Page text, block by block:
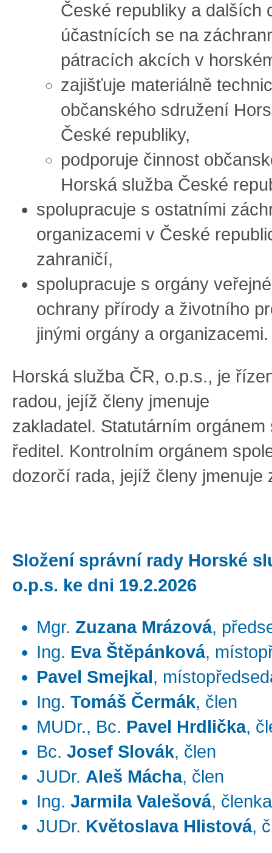
České republiky a dalších
účastnících se na
pátracích akcích v
zajišťuje materiálně
občanského sdružení
České republiky,
podporuje činnost
Horská služba České
spolupracuje s ostatními
organizacemi v České
zahraničí,
spolupracuje s orgány
ochrany přírody a životního
jinými orgány a organizacemi.
Horská služba ČR, o.p.s., je
radou, jejíž členy jmenuje
zakladatel. Statutárním orgánem
ředitel. Kontrolním orgánem
dozorčí rada, jejíž členy jmenuje
Složení správní rady Horské
o.p.s. ke dni 19.2.2026
Mgr. Zuzana Mrázová,
Ing. Eva Štěpánková,
Pavel Smejkal ,
Ing. Tomáš Čermák, člen
MUDr., Bc. Pavel Hrdlička,
Bc. Josef Slovák, člen
JUDr. Aleš Mácha, člen
Ing. Jarmila Valešová, členka
JUDr. Květoslava Hlistová,